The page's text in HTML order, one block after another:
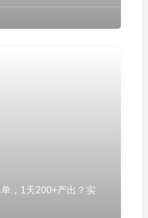
，1天200+产出？实